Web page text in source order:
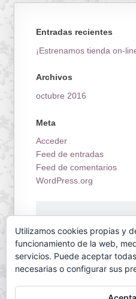
Entradas recientes
¡Estrenamos tienda on-
Archivos
octubre 2016
Meta
Acceder
Feed de entradas
Feed de comentarios
WordPress.org
Utilizamos cookies propias y
funcionamiento de la web,
servicios. Puede aceptar
necesarias o configurar sus